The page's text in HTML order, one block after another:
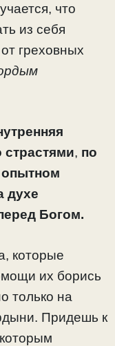
что
из себя
греховных
страстями, по
духе
Богом.
которые
их борись
только на
Придешь к